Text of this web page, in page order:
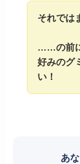
それでは
……の前
好みのグ
い！
あ